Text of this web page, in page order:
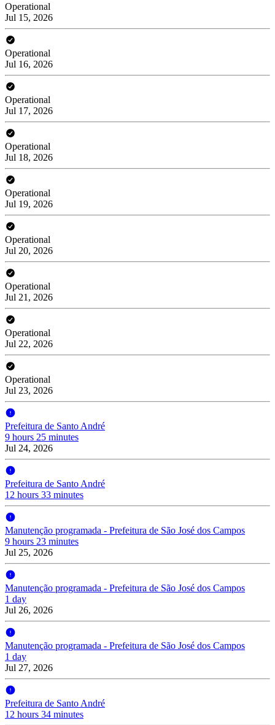
Operational
Jul 15, 2026
Operational
Jul 16, 2026
Operational
Jul 17, 2026
Operational
Jul 18, 2026
Operational
Jul 19, 2026
Operational
Jul 20, 2026
Operational
Jul 21, 2026
Operational
Jul 22, 2026
Operational
Jul 23, 2026
Prefeitura de Santo André
9 hours 25 minutes
Jul 24, 2026
Prefeitura de Santo André
12 hours 33 minutes
Manutenção programada - Prefeitura de São José dos Campos
9 hours 23 minutes
Jul 25, 2026
Manutenção programada - Prefeitura de São José dos Campos
1 day
Jul 26, 2026
Manutenção programada - Prefeitura de São José dos Campos
1 day
Jul 27, 2026
Prefeitura de Santo André
12 hours 34 minutes